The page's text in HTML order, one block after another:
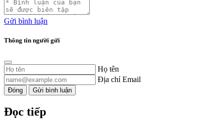
Gửi bình luận
Thông tin người gửi
Họ tên
Địa chỉ Email
Đóng Gửi bình luận
Đọc tiếp